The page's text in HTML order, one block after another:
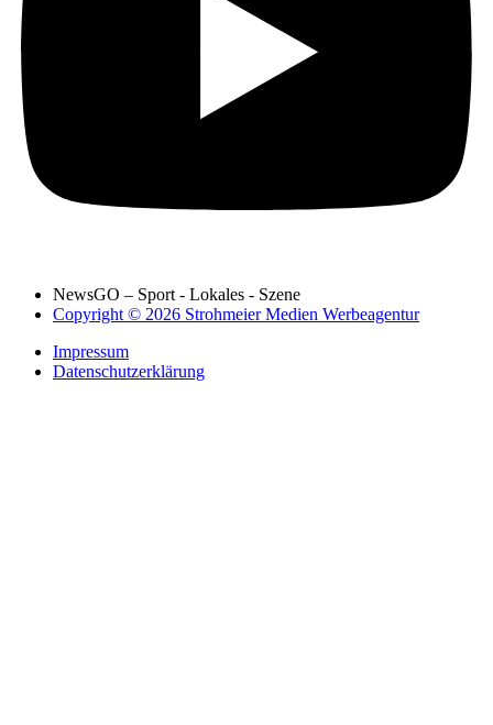
NewsGO – Sport - Lokales - Szene
Copyright © 2026 Strohmeier Medien Werbeagentur
Impressum
Datenschutzerklärung